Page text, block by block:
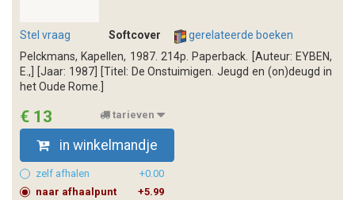
Stel vraag Softcover
gerelateerde boeken
Pelckmans, Kapellen, 1987. 214p. Paperback. [Auteur: EYBEN,
E.,] [Jaar: 1987] [Titel: De Onstuimigen. Jeugd en (on)deugd in
het Oude Rome.]
€ 13 tarieven
in winkelmandje
zelf afhalen
+0.00
naar afhaalpunt
+5.99